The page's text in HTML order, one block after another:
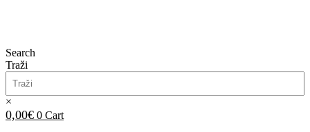
Search
Traži
×
0,00€ 0 Cart